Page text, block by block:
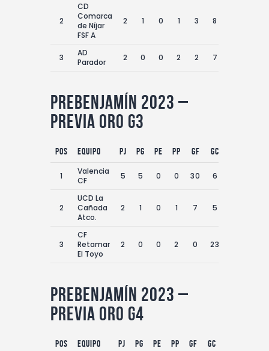
2
CD
Comarca
de Níjar
FSF A
2 1 0 1 3 8
3
AD
Parador
2 0 0 2 2 7
Prebenjamín 2023 –
Previa Oro G3
Pos equipo PJ PG PE PP GF GC
1
Valencia
CF
5 5 0 0 30 6
2
UCD La
Cañada
Atco.
2 1 0 1 7 5
3
CF
Retamar
El Toyo
2 0 0 2 0 23
Prebenjamín 2023 –
Previa Oro G4
Pos equipo PJ PG PE PP GF GC